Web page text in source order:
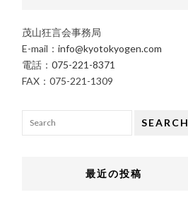
茂山狂言会事務局
E-mail： info@kyotokyogen.com
電話： 075-221-8371
FAX：075-221-1309
SEARCH
最近の投稿